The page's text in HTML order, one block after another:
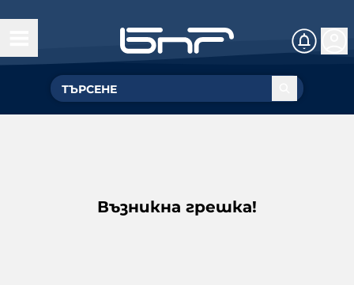
Възникна грешка!